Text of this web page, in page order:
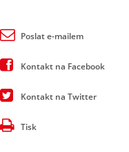
Poslat e-mailem
Kontakt na Facebook
Kontakt na Twitter
Tisk